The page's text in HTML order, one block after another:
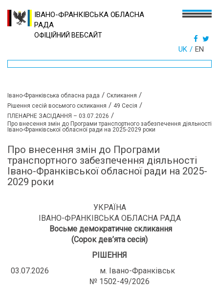
ІВАНО-ФРАНКІВСЬКА ОБЛАСНА
РАДА
ОФІЦІЙНИЙ ВЕБСАЙТ
UK EN
Івано-Франківська обласна рада / Скликання /
Рішення сесій восьмого скликання / 49 Сесія /
ПЛЕНАРНЕ ЗАСІДАННЯ – 03.07.2026 /
Про внесення змін до Програми транспортного забезпечення діяльності
Івано-Франківської обласної ради на 2025-2029 роки
Про внесення змін до Програми
транспортного забезпечення діяльності
Івано-Франківської обласної ради на 2025-
2029 роки
УКРАЇНА
ІВАНО-ФРАНКІВСЬКА ОБЛАСНА РАДА
Восьме демократичне скликання
(Сорок дев’ята сесія)
РІШЕННЯ
03.07.2026 м. Івано-Франківськ
№ 1502-49/2026